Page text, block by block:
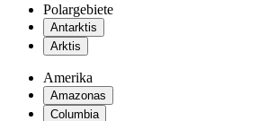
Polargebiete
Antarktis
Arktis
Amerika
Amazonas
Columbia